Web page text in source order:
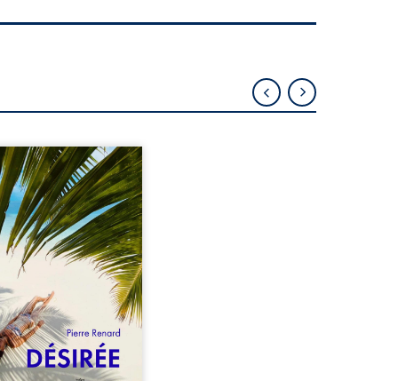
Pierre, jeune retraité,
qu’il est devenu une
femme métissée de
ans. À peine a-t-il
à apprivoiser ce
corps qu’Ange surgit
sa vie et fait vaciller
ses certitudes. Entre
est immédiate,
jusqu’à ce qu’un
familial fasse planer
: et s’ils étaient
demi-frère et ...